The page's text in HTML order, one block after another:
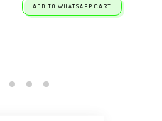
ADD TO WHATSAPP CART